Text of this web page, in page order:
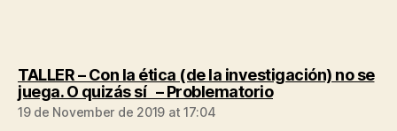
TALLER – Con la ética (de la investigación) no se
juega. O quizás sí – Problematoriosays:
19 de November de 2019 at 17:04